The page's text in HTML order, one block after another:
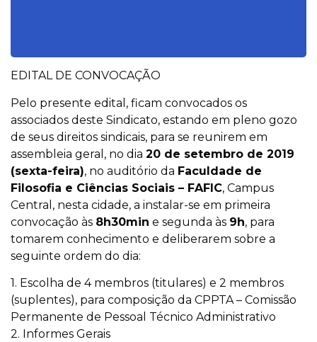
EDITAL DE CONVOCAÇÃO
Pelo presente edital, ficam convocados os
associados deste Sindicato, estando em pleno gozo
de seus direitos sindicais, para se reunirem em
assembleia geral, no dia 20 de setembro de 2019
(sexta-feira), no auditório da Faculdade de
Filosofia e Ciências Sociais – FAFIC, Campus
Central, nesta cidade, a instalar-se em primeira
convocação às 8h30min e segunda às 9h, para
tomarem conhecimento e deliberarem sobre a
seguinte ordem do dia:
1. Escolha de 4 membros (titulares) e 2 membros
(suplentes), para composição da CPPTA – Comissão
Permanente de Pessoal Técnico Administrativo
2. Informes Gerais